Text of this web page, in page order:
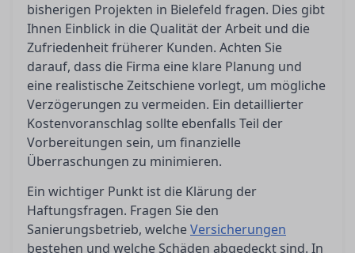
bisherigen Projekten in Bielefeld fragen. Dies gibt
Ihnen Einblick in die Qualität der Arbeit und die
Zufriedenheit früherer Kunden. Achten Sie
darauf, dass die Firma eine klare Planung und
eine realistische Zeitschiene vorlegt, um mögliche
Verzögerungen zu vermeiden. Ein detaillierter
Kostenvoranschlag sollte ebenfalls Teil der
Vorbereitungen sein, um finanzielle
Überraschungen zu minimieren.
Ein wichtiger Punkt ist die Klärung der
Haftungsfragen. Fragen Sie den
Sanierungsbetrieb, welcheVersicherungen
bestehen und welche Schäden abgedeckt sind. In